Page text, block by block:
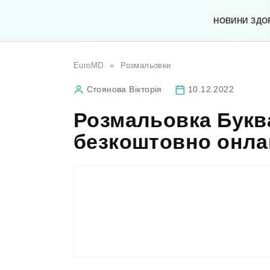
НОВИНИ
EuroMD » Розмальовки
Стоянова Вікторія 10.12.2022
Розмальовка
безкоштовно